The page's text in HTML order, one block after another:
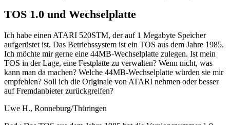
TOS 1.0 und Wechselplatte
Ich habe einen ATARI 520STM, der auf 1 Megabyte Speicher
aufgerüstet ist. Das Betriebssystem ist ein TOS aus dem Jahre 1985.
Ich möchte mir gerne eine 44MB-Wechselplatte zulegen. Ist mein
TOS in der Lage, eine Festplatte zu verwalten? Wenn nicht, was
kann man da machen? Welche 44MB-Wechselplatte würden sie mir
empfehlen? Soll ich die Originale von ATARI nehmen oder besser
auf Fremdanbieter zurückgreifen?
Uwe H., Ronneburg/Thüringen